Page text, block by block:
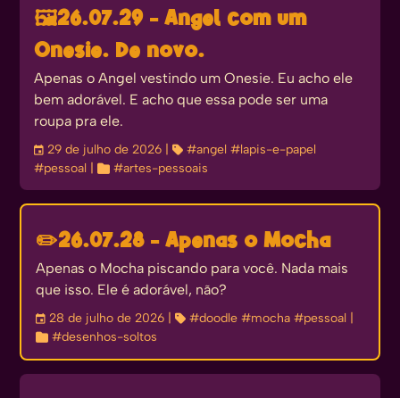
🖼️26.07.29 - Angel com um
Onesie. De novo.
Apenas o Angel vestindo um Onesie. Eu acho ele
bem adorável. E acho que essa pode ser uma
roupa pra ele.
󰃭 29 de julho de 2026 | #angel #lapis-e-papel
#pessoal
| #artes-pessoais
✏️26.07.28 - Apenas o Mocha
Apenas o Mocha piscando para você. Nada mais
que isso. Ele é adorável, não?
󰃭 28 de julho de 2026 | #doodle #mocha #pessoal
#desenhos-soltos